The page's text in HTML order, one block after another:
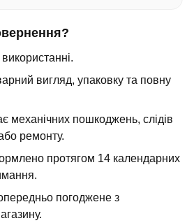
вигляд, упаковку та повну
механічних пошкоджень, слідів
ремонту.
протягом 14 календарних
погоджене з